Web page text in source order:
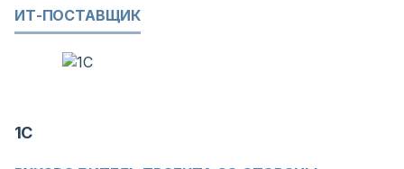
ИТ-ПОСТАВЩИК
1С